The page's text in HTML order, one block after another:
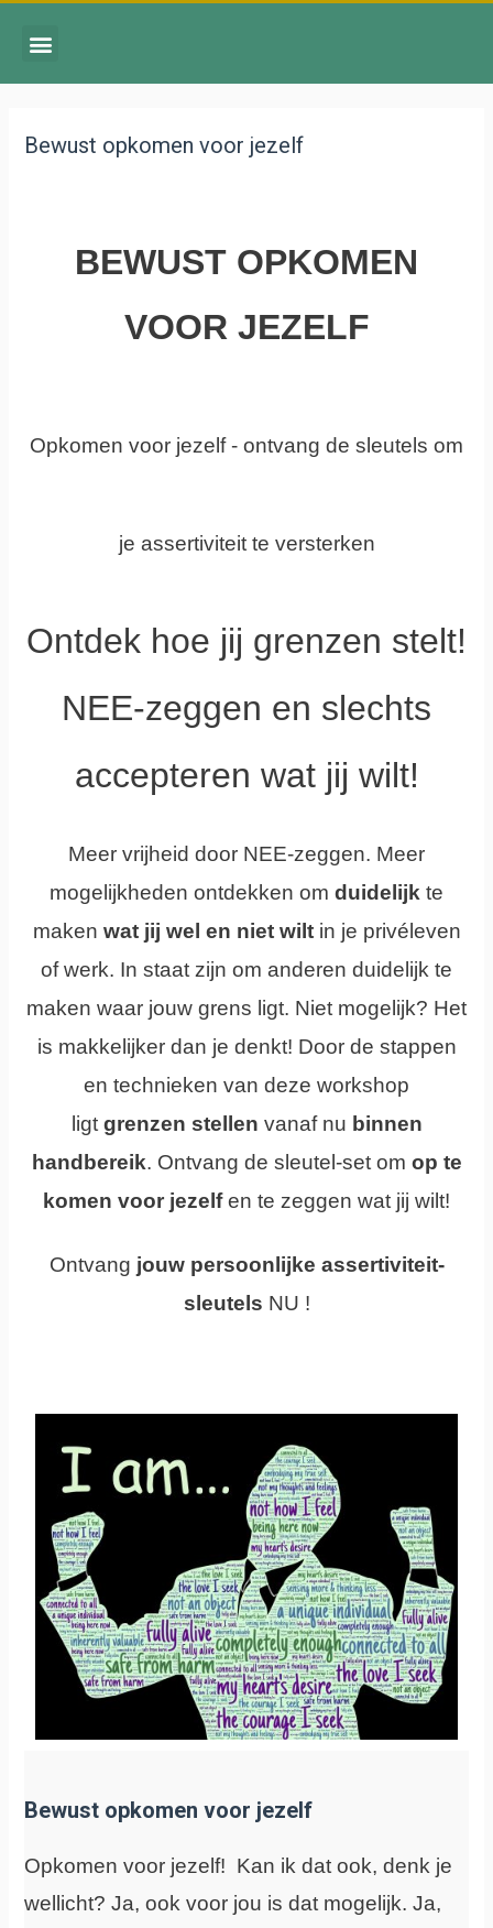
Bewust opkomen voor jezelf
BEWUST OPKOMEN
VOOR JEZELF
Opkomen voor jezelf - ontvang de sleutels om
je assertiviteit te versterken
Ontdek hoe jij grenzen stelt!
NEE-zeggen en slechts
accepteren wat jij wilt!
Meer vrijheid door NEE-zeggen. Meer
mogelijkheden ontdekken om duidelijk te
maken wat jij wel en niet wiltin je privéleven
of werk. In staat zijn om anderen duidelijk te
maken waar jouw grens ligt. Niet mogelijk? Het
is makkelijker dan je denkt! Door de stappen
en technieken van deze workshop
ligt grenzen stellen vanaf nu binnen
handbereik. Ontvang de sleutel-set om op te
komen voor jezelfen te zeggen wat jij wilt!
Ontvang jouw persoonlijke assertiviteit-
sleutels NU !
Bewust opkomen voor jezelf
Opkomen voor jezelf! Kan ik dat ook, denk je
wellicht? Ja, ook voor jou is dat mogelijk. Ja,